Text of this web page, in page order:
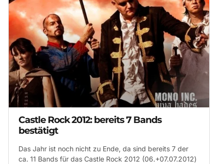
Castle Rock 2012: bereits 7 Bands
bestätigt
Das Jahr ist noch nicht zu Ende, da sind bereits 7 der
ca. 11 Bands für das Castle Rock 2012 (06.+07.07.2012)